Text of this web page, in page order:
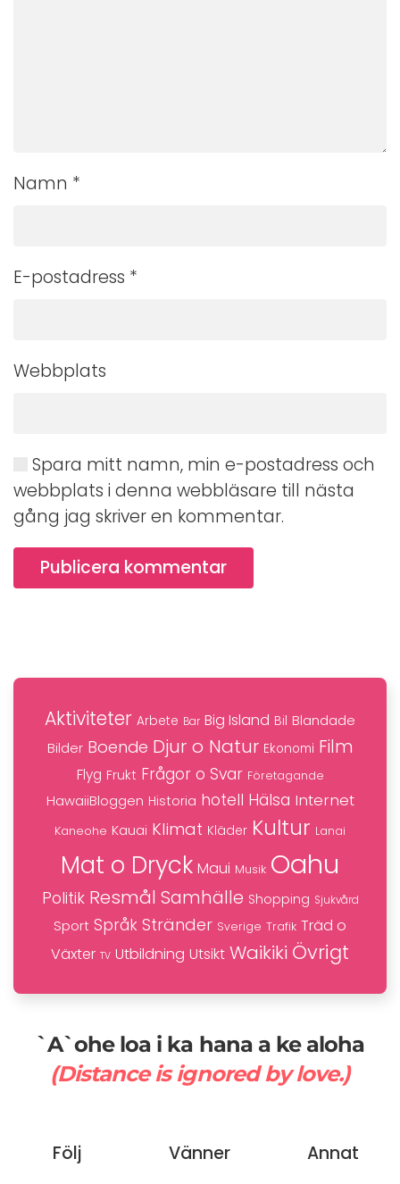
Namn *
E-postadress *
Webbplats
Spara mitt namn, min e-postadress och
webbplats i denna webbläsare till nästa
gång jag skriver en kommentar.
Publicera kommentar
Aktiviteter Arbete Bar Big Island Bil Blandade
Bilder Boende Djur o Natur Ekonomi Film
Flyg Frukt Frågor o Svar Företagande
HawaiiBloggen Historia hotell Hälsa Internet
Kaneohe Kauai Klimat Kläder Kultur Lanai
Mat o Dryck Maui Musik Oahu
Politik Resmål Samhälle Shopping Sjukvård
Sport Språk Stränder Sverige Trafik Träd o
Växter TV Utbildning Utsikt Waikiki Övrigt
`A`ohe loa i ka hana a ke aloha
(Distance is ignored by love.)
Följ Vänner Annat